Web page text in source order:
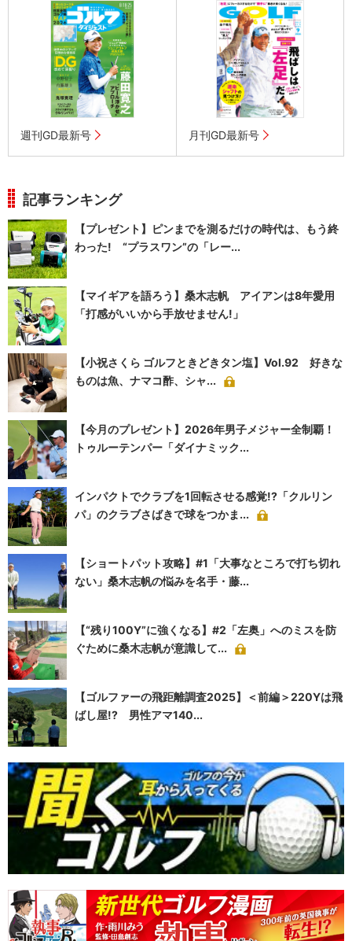
週刊GD最新号 月刊GD最新号
記事ランキング
【プレゼント】ピンまでを測るだけの時代は、もう終
わった! “プラスワン”の「レー...
【マイギアを語ろう】桑木志帆 アイアンは8年愛用
「打感がいいから手放せません!」
【小祝さくら ゴルフときどきタン塩】Vol.92 好きな
ものは魚、ナマコ酢、シャ...
【今月のプレゼント】2026年男子メジャー全制覇！
トゥルーテンパー「ダイナミック...
インパクトでクラブを1回転させる感覚!?「クルリン
パ」のクラブさばきで球をつかま...
【ショートパット攻略】#1「大事なところで打ち切れ
ない」桑木志帆の悩みを名手・藤...
【“残り100Y”に強くなる】#2「左奥」へのミスを防
ぐために桑木志帆が意識して...
【ゴルファーの飛距離調査2025】＜前編＞220Yは飛
ばし屋!? 男性アマ140...